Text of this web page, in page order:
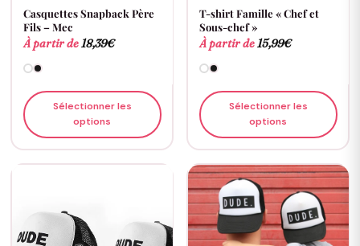
Casquettes Snapback Père
Fils – Mec
À partir de18,39€
Sélectionner les
options
T-shirt Famille « Chef et
Sous-chef »
À partir de15,99€
Sélectionner les
options